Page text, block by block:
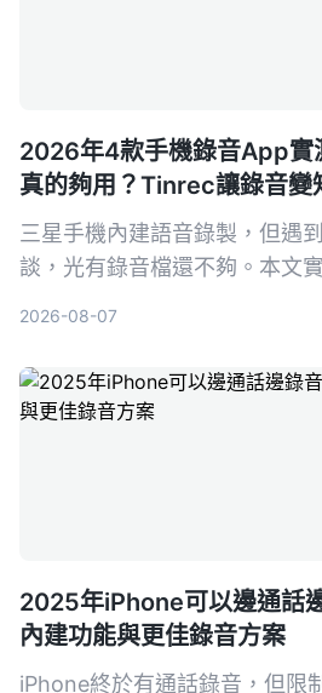
2026年4款手機錄音App實
真的夠用？Tinrec讓錄音變
三星手機內建語音錄製，但遇
談，光有錄音檔還不夠。本文
2026-08-07
2025年iPhone可以邊通話
內建功能與更佳錄音方案
iPhone終於有通話錄音，但限